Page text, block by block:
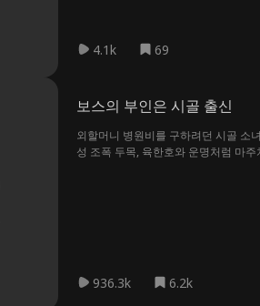
4.1k 69
보스의 부인은 시골 출신
외할머니 병원비를 구하려던 시골 소
성 조폭 두목, 육한호와 운명처럼 마
936.3k 6.2k